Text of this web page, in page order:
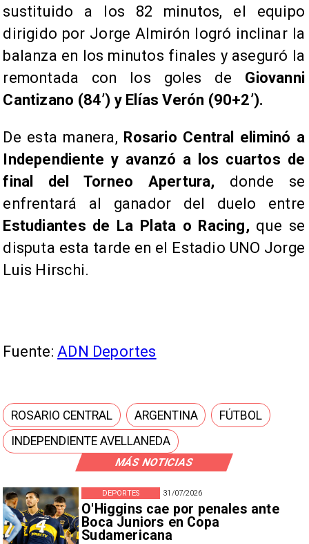
MÁS NOTICIAS
31/07/2026
O'Higgins cae por penales ante
Boca Juniors en Copa
Sudamericana
DEPORTES
sustituido a los 82 minutos, el equipo
dirigido por Jorge Almirón logró inclinar la
balanza en los minutos finales y aseguró la
remontada con los goles de Giovanni
Cantizano (84’) y Elías Verón (90+2’).
De esta manera, Rosario Central eliminó a
Independiente y avanzó a los cuartos de
final del Torneo Apertura, donde se
enfrentará al ganador del duelo entre
Estudiantes de La Plata o Racing, que se
disputa esta tarde en el Estadio UNO Jorge
Luis Hirschi.
Fuente:ADN Deportes
ROSARIO CENTRAL ARGENTINA
FÚTBOL
INDEPENDIENTE AVELLANEDA